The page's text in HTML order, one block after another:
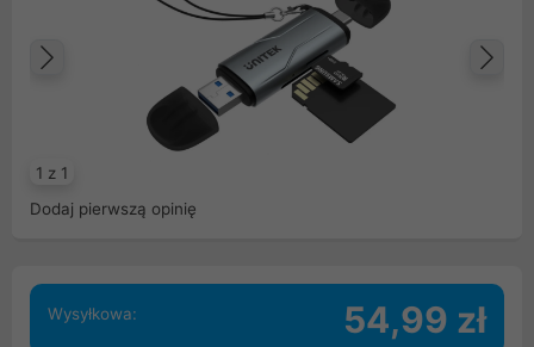
1 z 1
Poprzedni
Dodaj pierwszą opinię
Wysyłkowa: 54,99 zł